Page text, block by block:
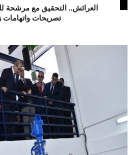
العرائش.. التحقيق مع مرشحة
تصريحات واتهامات